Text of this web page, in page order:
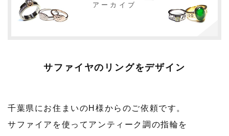
アーカイブ
サファイヤのリングをデザイン
千葉県にお住まいのH様からのご依頼です。
サファイアを使ってアンティーク調の指輪を